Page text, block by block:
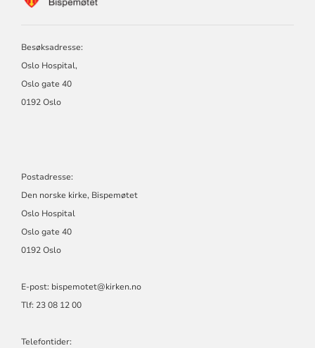
Besøksadresse:
Oslo Hospital,
Oslo gate 40
0192 Oslo
Postadresse:
Den norske kirke, Bispemøtet
Oslo Hospital
Oslo gate 40
0192 Oslo
E-post: bispemotet@kirken.no
Tlf: 23 08 12 00
Telefontider: